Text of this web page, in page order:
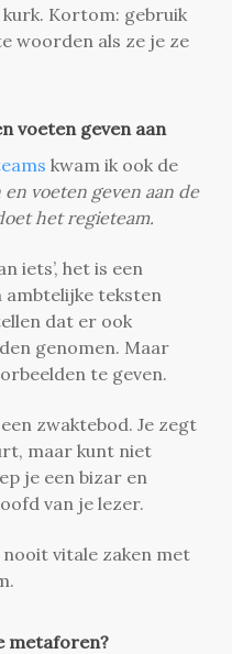
Kortom: gebruik
woorden als ze je ze
voeten geven aan
kwam ik ook de
voeten geven aan de
het regieteam.
iets’, het is een
teksten
dat er ook
genomen. Maar
te geven.
zwaktebod. Je zegt
maar kunt niet
je een bizar en
van je lezer.
vitale zaken met
metaforen?